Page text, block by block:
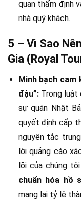
quan thẩm định
nhà quý khách.
5 – Vì Sao
Gia (Royal
Minh bạch cam
đậu”:Trong luật
sự quán Nhật
quyết định cấp
nguyên tắc
lời quảng cáo
lõi của chúng
chuẩn hóa hồ
mang lại tỷ lệ